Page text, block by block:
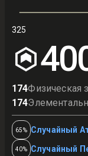
325
174Физическая
174
65% Случайный
40% Случайный